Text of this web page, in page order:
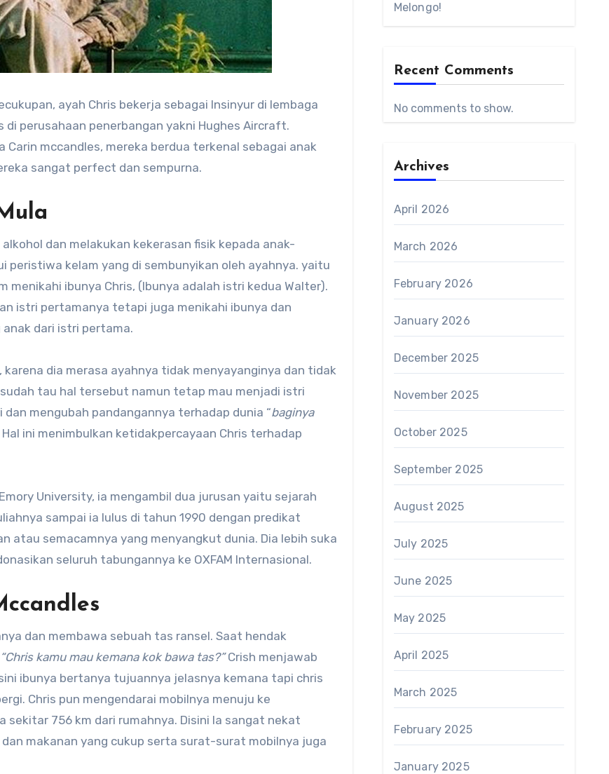
ayah Chris bekerja sebagai Insinyur di lembaga
perusahaan penerbangan yakni Hughes Aircraft.
mccandles, mereka berdua terkenal sebagai anak
sangat perfect dan sempurna.
dan melakukan kekerasan fisik kepada anak-
peristiwa kelam yang di sembunyikan oleh ayahnya. yaitu
ibunya Chris, (Ibunya adalah istri kedua Walter).
istri pertamanya tetapi juga menikahi ibunya dan
dari istri pertama.
dia merasa ayahnya tidak menyayanginya dan tidak
tau hal tersebut namun tetap mau menjadi istri
mengubah pandangannya terhadap dunia “baginya
Hal ini menimbulkan ketidakpercayaan Chris terhadap
University, ia mengambil dua jurusan yaitu sejarah
sampai ia lulus di tahun 1990 dengan predikat
atau semacamnya yang menyangkut dunia. Dia lebih suka
seluruh tabungannya ke OXFAM Internasional.
dan membawa sebuah tas ransel. Saat hendak
“Chris kamu mau kemana kok bawa tas?”Crish menjawab
ibunya bertanya tujuannya jelasnya kemana tapi chris
Chris pun mengendarai mobilnya menuju ke
sekitar 756 km dari rumahnya. Disini Ia sangat nekat
makanan yang cukup serta surat-surat mobilnya juga
Melongo!
Recent Comments
No comments to show.
Archives
April 2026
March 2026
February 2026
January 2026
December 2025
November 2025
October 2025
September 2025
August 2025
July 2025
June 2025
May 2025
April 2025
March 2025
February 2025
January 2025